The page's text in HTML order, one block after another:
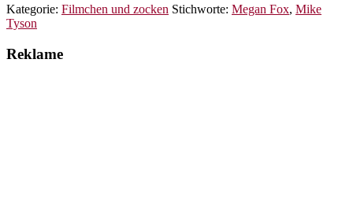
Kategorie: Filmchen und zocken Stichworte: Megan Fox, Mike
Tyson
Reklame